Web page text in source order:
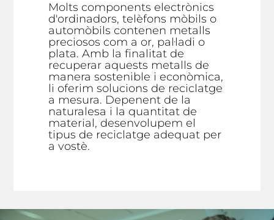
Molts components electrònics
d'ordinadors, telèfons mòbils o
automòbils contenen metalls
preciosos com a or, pal·ladi o
plata. Amb la finalitat de
recuperar aquests metalls de
manera sostenible i econòmica,
li oferim solucions de reciclatge
a mesura. Depenent de la
naturalesa i la quantitat de
material, desenvolupem el
tipus de reciclatge adequat per
a vostè.